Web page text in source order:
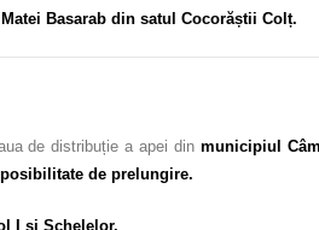
Basarab din satul Cocorăștii Colț.
de distribuție a apei din municipiul
de prelungire.
I și Schelelor.